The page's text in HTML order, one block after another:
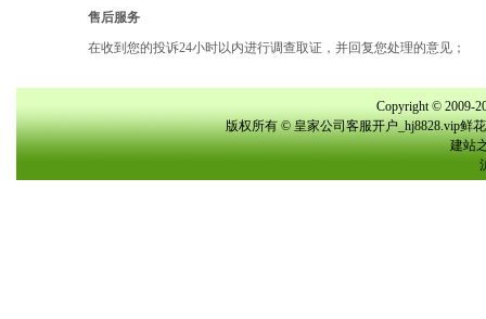
售后服务
在收到您的投诉24小时以内进行调查取证，并回复您处理的意见；
Copyright © 2009-
版权所有 © 皇家公司客服开户_hj8828.vip鲜
建站